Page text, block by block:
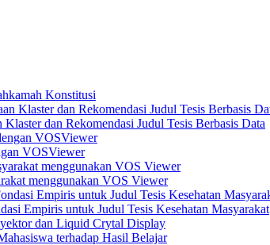
Konstitusi
dan Rekomendasi Judul Tesis Berbasis Data
VOSViewer
menggunakan VOS Viewer
Empiris untuk Judul Tesis Kesehatan Masyarakat
dan Liquid Crytal Display
terhadap Hasil Belajar